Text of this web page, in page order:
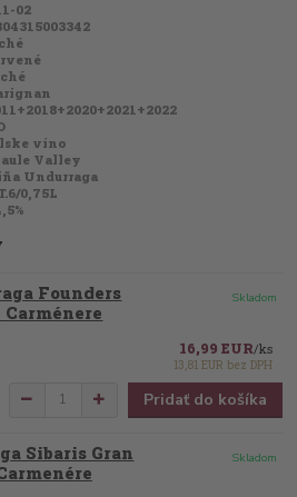
02
víno
Valley
Undurraga
0,75L
Founders
16,99 EUR/ks
13,81 EURbez DPH
Skladom
Pridať do košíka
Sibaris Gran
Skladom